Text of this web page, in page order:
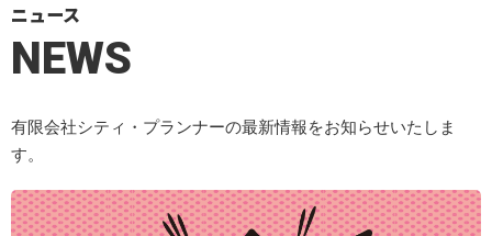
ニュース
NEWS
有限会社シティ・プランナーの最新情報をお知らせいたしま
す。